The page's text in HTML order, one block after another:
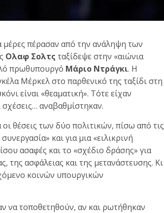
μέρες πέρασαν από την ανάληψη των
Ολαφ Σολτς ταξίδεψε στην «αιώνια
πρωθυπουργό Μάριο Ντράγκι. Η
Μέρκελ στο παρθενικό της ταξίδι στη
είναι «θεαματική». Τότε είχαν
σχέσεις… αναβαθμίστηκαν.
θέσεις των δύο πολιτικών, πίσω από τις
και για μια «ειλικρινή
ασαφές και το «σχέδιο δράσης» για
της ασφάλειας και της μετανάστευσης. Κι
κοινών υπουργικών
να τοποθετηθούν, αν και ρωτήθηκαν